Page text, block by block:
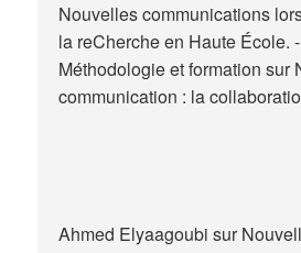
Nouvelles communications
la reCherche en Haute École.
Méthodologie et formation sur
communication : la
Ahmed Elyaagoubi sur